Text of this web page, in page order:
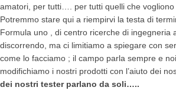
amatori, per tutti…. per tutti quelli che vogliono
Potremmo stare qui a riempirvi la testa di
Formula uno , di centro ricerche di ingegneria
discorrendo, ma ci limitiamo a spiegare con
come lo facciamo ; il campo parla sempre e
modifichiamo i nostri prodotti con l’aiuto dei
dei nostri tester parlano da soli…..